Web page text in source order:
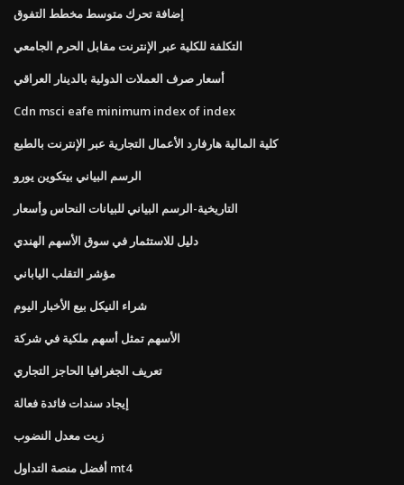
إضافة تحرك متوسط ​​مخطط التفوق
التكلفة للكلية عبر الإنترنت مقابل الحرم الجامعي
أسعار صرف العملات الدولية بالدينار العراقي
Cdn msci eafe minimum index of index
كلية المالية هارفارد الأعمال التجارية عبر الإنترنت بالطبع
الرسم البياني بيتكوين يورو
التاريخية-الرسم البياني للبيانات النحاس وأسعار
دليل للاستثمار في سوق الأسهم الهندي
مؤشر التقلب الياباني
شراء النيكل بيع الأخبار اليوم
الأسهم تمثل أسهم ملكية في شركة
تعريف الجغرافيا الحاجز التجاري
إيجاد سندات فائدة فعالة
زيت معدل النضوب
أفضل منصة التداول mt4